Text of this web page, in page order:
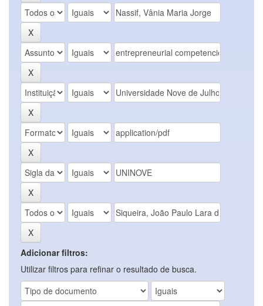
Adicionar filtros:
Utilizar filtros para refinar o resultado de busca.